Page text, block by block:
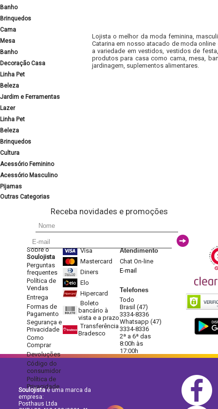
Banho
Brinquedos
Cama
Mesa
Banho
Decoração Casa
Linha Pet
Beleza
Jardim e Ferramentas
Lazer
Linha Pet
Beleza
Brinquedos
Cultura
Acessório Feminino
Acessório Masculino
Pijamas
Outras Categorias
Lojista o melhor da moda feminina,
Catarina em nosso atacado de moda
a variedade em vestidos, vestidos de
produtos para casa como cama, mesa,
jardinagem, suplementos alimentares.
Receba novidades e promoções
Sobre o
Soulojista
Perguntas
frequentes
Política de
Vendas
Entrega
Formas de
Pagamento
Segurança e
Privacidade
Como
Comprar
Devoluções
Código do
consumidor
Política de
Privacidade
Visa
Mastercard
Diners
Elo
Hipercard
Boleto
bancário à
vista e a prazo
Transferência
Bradesco
Atendimento
Chat On-line
E-mail
Telefones
Todo
Brasil (47)
3334-8336
Whatsapp (47)
3334-8336
2ª a 6ª das
8:00h às
17:00h
Soulojistaé uma marca da
empresa:
Posthaus Ltda